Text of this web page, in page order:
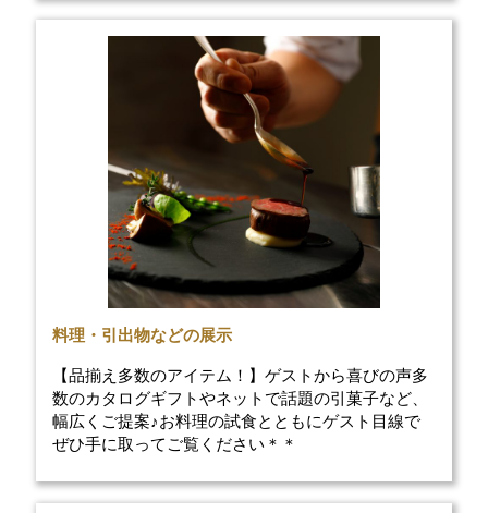
料理・引出物などの展示
【品揃え多数のアイテム！】ゲストから喜びの声多
数のカタログギフトやネットで話題の引菓子など、
幅広くご提案♪お料理の試食とともにゲスト目線で
ぜひ手に取ってご覧ください＊＊